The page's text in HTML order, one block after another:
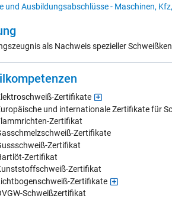
und Ausbildungsabschlüsse - Maschinen, Kfz,
als Nachweis spezieller
Zertifikate
und internationale Zertifikate für
Zertifikat
Zertifikate
Zertifikat
Zertifikat
Zertifikat
Zertifikate
Schweißzertifikat